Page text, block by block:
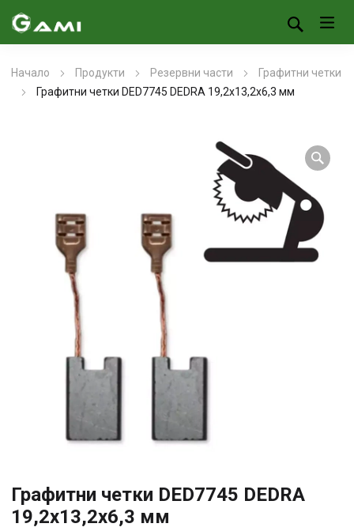
Начало Продукти Резервни части
Графитни четки
Графитни четки DED7745 DEDRA 19,2х13,2х6,3 мм
Графитни четки DED7745 DEDRA
19,2х13,2х6,3 мм